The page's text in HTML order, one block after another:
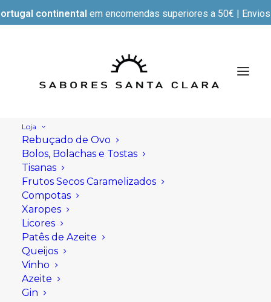
continental em encomendas superiores a 50€ |
Loja
Rebuçado de Ovo
Bolos, Bolachas e Tostas
Tisanas
Frutos Secos Caramelizados
Compotas
Xaropes
Licores
Patês de Azeite
Queijos
Vinho
Azeite
Gin